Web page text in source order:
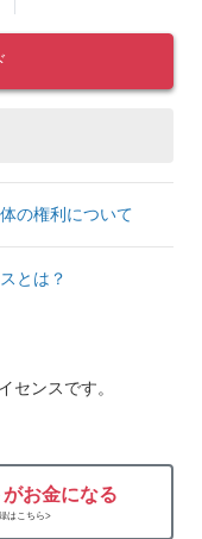
の権利について
とは？
センスです。
お金になる
はこちら>